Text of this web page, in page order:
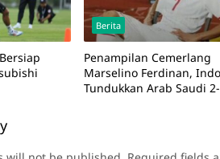
Berita
Penampilan Cemerlang
Marselino Ferdinan,
Tundukkan Arab Saudi